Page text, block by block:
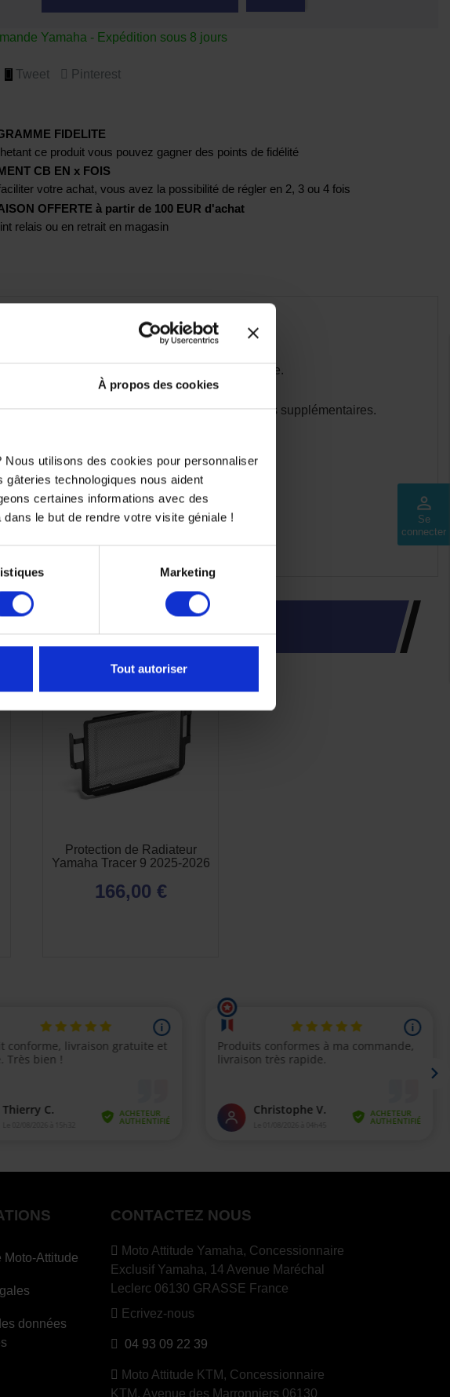
À propos des cookies
utilisons des cookies pour personnaliser
technologiques nous aident
certaines informations avec des
le but de rendre votre visite géniale !
Marketing
Tout autoriser
perm_identity
Se
connecter
Yamaha - Expédition sous 8 jours
Tweet Pinterest
FIDELITE
ce produit vous pouvez gagner des points de fidélité
CB EN x FOIS
votre achat, vous avez la possibilité de régler en 2, 3 ou 4 fois
OFFERTE à partir de 100 EUR d'achat
relais ou en retrait en magasin
compatibilité parfaite et une longue durée de vie.
sécurité et de performance du fabricant.
nécessiter de modifications ou d’ajustements supplémentaires.
du véhicule.
plus de confiance aux acheteurs potentiels.
optimale avec votre véhicule.
VOUS INTÉRESSER
Protection de Radiateur
Yamaha Tracer 9 2025-2026
166,00 €
Moto-Attitude
données
CONTACTEZ NOUS
Moto Attitude Yamaha, Concessionnaire
Exclusif Yamaha, 14 Avenue Maréchal
Leclerc 06130 GRASSE France
Ecrivez-nous
04 93 09 22 39
Moto Attitude KTM, Concessionnaire
KTM, Avenue des Marronniers 06130